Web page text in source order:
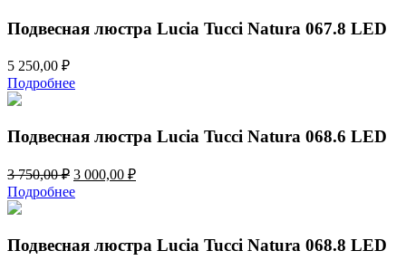
Подвесная люстра Lucia Tucci Natura 067.8 LED
5 250,00 ₽
Подробнее
Подвесная люстра Lucia Tucci Natura 068.6 LED
3 750,00₽ Первоначальная
цена
составляла
3 000,00 ₽Текущая
Подробнее
Подвесная люстра Lucia Tucci Natura 068.8 LED